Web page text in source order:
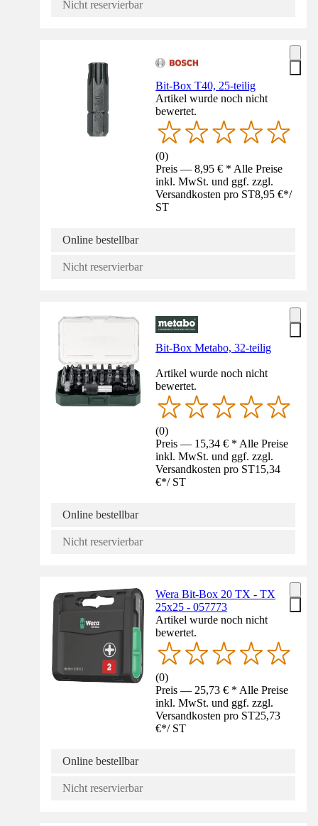
Nicht reservierbar
Bit-Box T40, 25-teilig
Artikel wurde noch nicht
bewertet.
(0)
Preis — 8,95 € * Alle Preise
inkl. MwSt. und ggf. zzgl.
Versandkosten pro ST8,95 €*/
ST
Online bestellbar
Nicht reservierbar
Bit-Box Metabo, 32-teilig
Artikel wurde noch nicht
bewertet.
(0)
Preis — 15,34 € * Alle Preise
inkl. MwSt. und ggf. zzgl.
Versandkosten pro ST15,34
€*/ ST
Online bestellbar
Nicht reservierbar
Wera Bit-Box 20 TX - TX
25x25 - 057773
Artikel wurde noch nicht
bewertet.
(0)
Preis — 25,73 € * Alle Preise
inkl. MwSt. und ggf. zzgl.
Versandkosten pro ST25,73
€*/ ST
Online bestellbar
Nicht reservierbar